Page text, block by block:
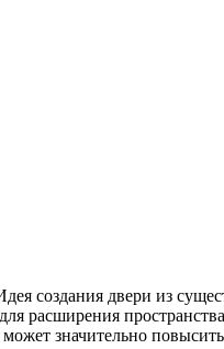
создания двери из
расширения
значительно